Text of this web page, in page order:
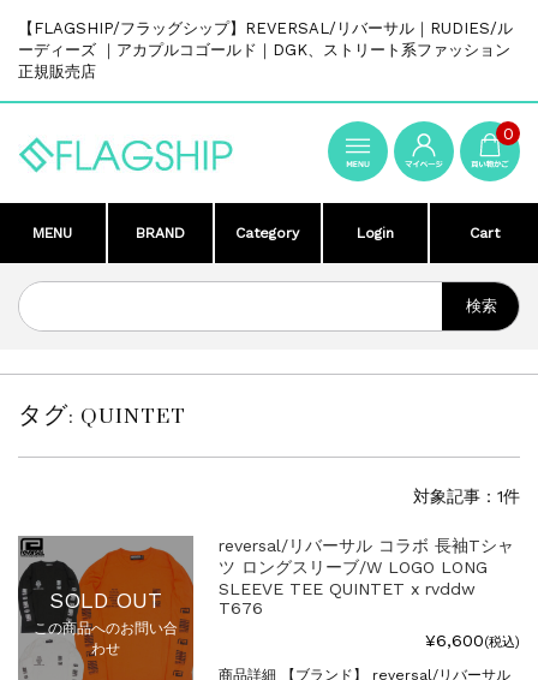
【FLAGSHIP/フラッグシップ】REVERSAL/リバーサル｜RUDIES/ル
ーディーズ ｜アカプルコゴールド｜DGK、ストリート系ファッション
正規販売店
0
MENU BRAND Category Login Cart
タグ:QUINTET
対象記事：1件
SOLD OUT
この商品へのお問い合
わせ
reversal/リバーサル コラボ 長袖Tシャ
ツ ロングスリーブ/W LOGO LONG
SLEEVE TEE QUINTET x rvddw
T676
¥6,600(税込)
商品詳細 【ブランド】 reversal/リバーサル